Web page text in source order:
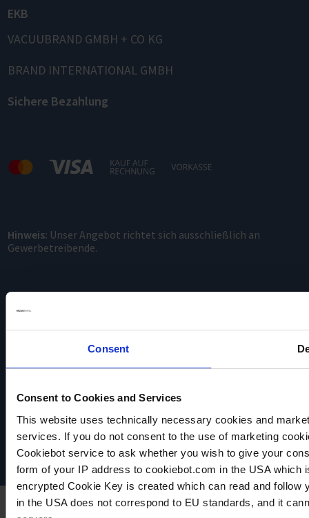
Consent
Consent to Cookies and Services
This website uses technically necessary cookies and
services. If you do not consent to the use of marketing
Cookiebot service to ask whether you wish to give your
form of your IP address to cookiebot.com in the USA
encrypted Cookie Key is created which can read and
in the USA does not correspond to EU standards, and it
EKB
VACUUBRAND GMBH + CO KG
BRAND INTERNATIONAL GMBH
Sichere Bezahlung
Hinweis: Unser Angebot richtet sich ausschließlich an
Gewerbetreibende.
VACUUBRAND
Impressum
Disclaimer
Cookie-Einstellungen